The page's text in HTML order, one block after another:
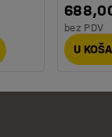
bez PDV
U